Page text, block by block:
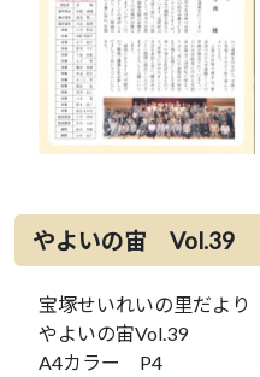
やよいの宙 Vol.39
宝塚せいれいの里だより
やよいの宙Vol.39
A4カラー P4